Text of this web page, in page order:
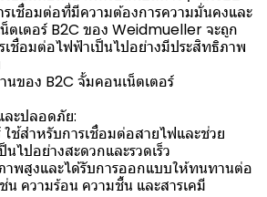
รเชื่อมต่อที่มีความต้องการความมั่นคงและ
ตเตอร์ B2C ของ Weidmueller จะถูก
ชื่อมต่อไฟฟ้าเป็นไปอย่างมีประสิทธิภาพ
ของ B2C จั้มคอนเน็ตเตอร์
ละปลอดภัย:
ช้สำหรับการเชื่อมต่อสายไฟและช่วย
ไปอย่างสะดวกและรวดเร็ว
สูงและได้รับการออกแบบให้ทนทานต่อ
น ความร้อน ความชื้น และสารเคมี